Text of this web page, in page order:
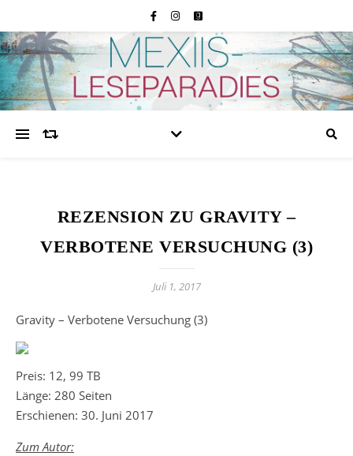
REZENSION ZU GRAVITY –
VERBOTENE VERSUCHUNG (3)
Juli 1, 2017
Gravity – Verbotene Versuchung (3)
Preis: 12, 99 TB
Länge: 280 Seiten
Erschienen: 30. Juni 2017
Zum Autor: